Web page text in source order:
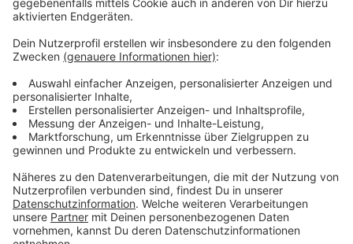
Die aktuellen Kennziffern (Stand Freitag):
Registrierte Neuinfektionen:12
Anzeige
Aktuell infizierte Münsteraner/-innen: 421
Anzeige